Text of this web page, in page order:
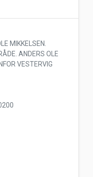
MIKKELSEN.
ANDERS OLE
VESTERVIG